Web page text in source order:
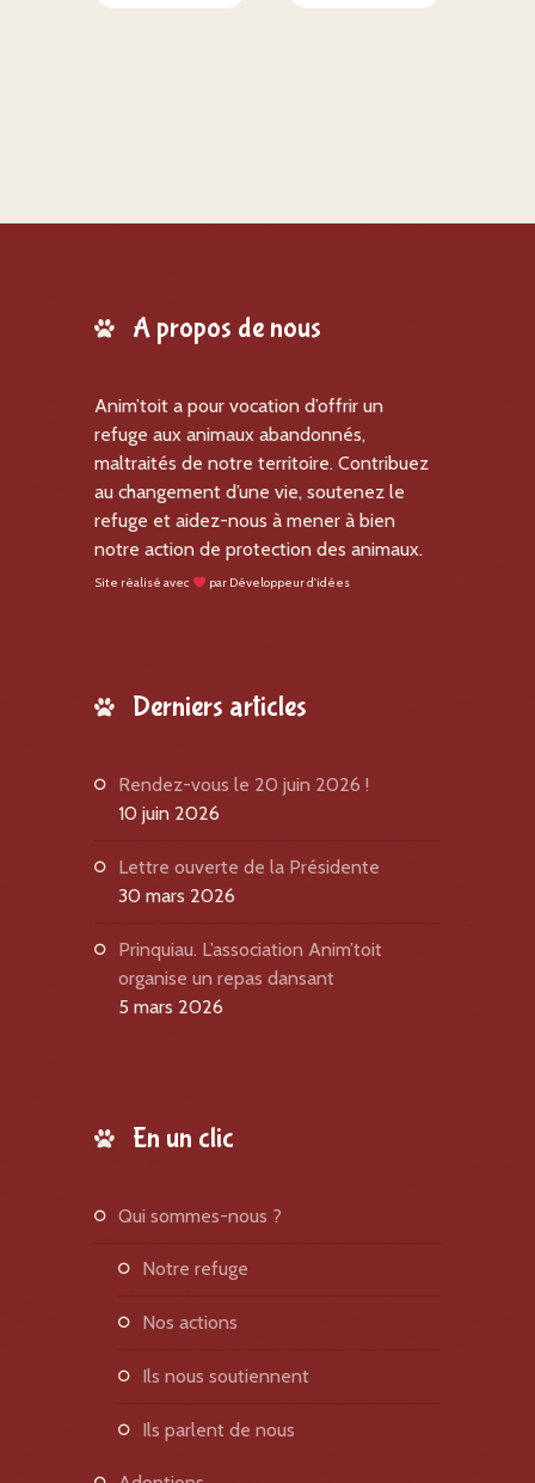
A propos de nous
Anim’toit a pour vocation d’offrir un
refuge aux animaux abandonnés,
maltraités de notre territoire. Contribuez
au changement d’une vie, soutenez le
refuge et aidez-nous à mener à bien
notre action de protection des animaux.
Site réalisé avec par Développeur d'idées
Derniers articles
Rendez-vous le 20 juin 2026 !
10 juin 2026
Lettre ouverte de la Présidente
30 mars 2026
Prinquiau. L’association Anim’toit
organise un repas dansant
5 mars 2026
En un clic
qui sommes-nous ?
notre refuge
nos actions
ils nous soutiennent
ils parlent de nous